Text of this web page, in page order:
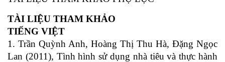
TÀI LIỆU THAM KHẢO
TIẾNG VIỆT
1. Trần Quỳnh Anh, Hoàng Thị Thu Hà, Đặng Ngọc
Lan (2011), Tình hình sử dụng nhà tiêu và thực hành